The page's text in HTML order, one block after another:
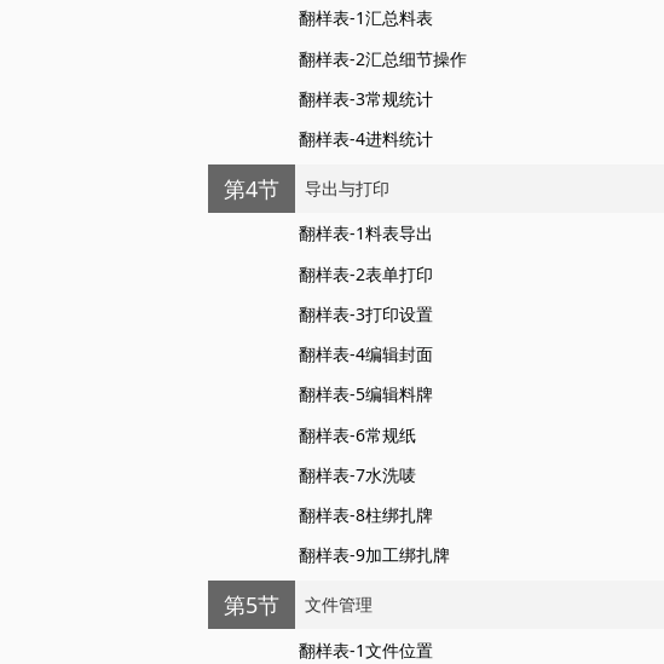
翻样表-1汇总料表
翻样表-2汇总细节操作
翻样表-3常规统计
翻样表-4进料统计
第4节
导出与打印
翻样表-1料表导出
翻样表-2表单打印
翻样表-3打印设置
翻样表-4编辑封面
翻样表-5编辑料牌
翻样表-6常规纸
翻样表-7水洗唛
翻样表-8柱绑扎牌
翻样表-9加工绑扎牌
第5节
文件管理
翻样表-1文件位置